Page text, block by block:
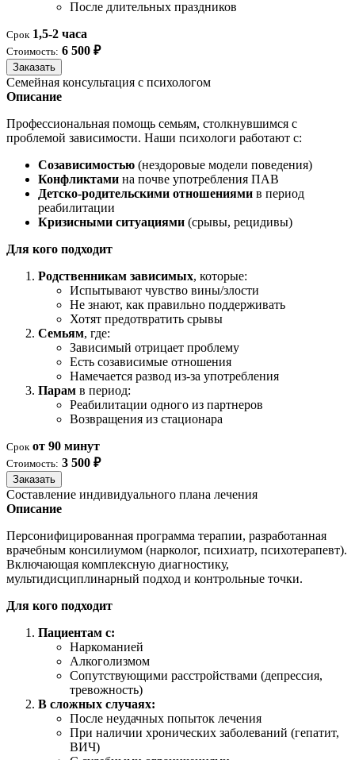
После длительных праздников
Срок 1,5-2 часа
Стоимость: 6 500 ₽
Заказать
Семейная консультация с психологом
Описание
Профессиональная помощь семьям, столкнувшимся с
проблемой зависимости. Наши психологи работают с:
Созависимостью (нездоровые модели поведения)
Конфликтами на почве употребления ПАВ
Детско-родительскими отношениями в период
реабилитации
Кризисными ситуациями (срывы, рецидивы)
Для кого подходит
Родственникам зависимых, которые:
Испытывают чувство вины/злости
Не знают, как правильно поддерживать
Хотят предотвратить срывы
Семьям, где:
Зависимый отрицает проблему
Есть созависимые отношения
Намечается развод из-за употребления
Парам в период:
Реабилитации одного из партнеров
Возвращения из стационара
Срок от 90 минут
Стоимость: 3 500 ₽
Заказать
Составление индивидуального плана лечения
Описание
Персонифицированная программа терапии, разработанная
врачебным консилиумом (нарколог, психиатр, психотерапевт).
Включающая комплексную диагностику,
мультидисциплинарный подход и контрольные точки.
Для кого подходит
Пациентам с:
Наркоманией
Алкоголизмом
Сопутствующими расстройствами (депрессия,
тревожность)
В сложных случаях:
После неудачных попыток лечения
При наличии хронических заболеваний (гепатит,
ВИЧ)